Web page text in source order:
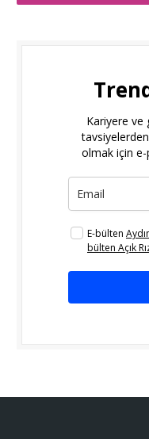
Kariyere ve
olmak için
E-bülten
bülten Açık